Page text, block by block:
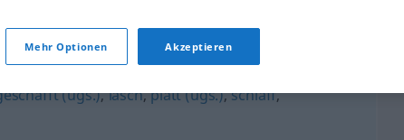
(ugs.),lasch,platt (ugs.),schlaff,
Mehr Optionen Akzeptieren